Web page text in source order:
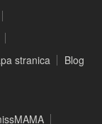
stranica Blog